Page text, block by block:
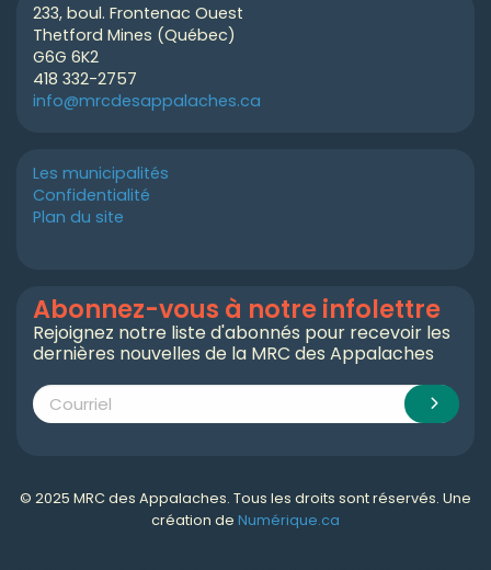
233, boul. Frontenac Ouest
Thetford Mines (Québec)
G6G 6K2
418 332-2757
info@mrcdesappalaches.ca
Les municipalités
Confidentialité
Plan du site
Abonnez-vous à notre infolettre
Rejoignez notre liste d'abonnés pour recevoir les
dernières nouvelles de la MRC des Appalaches
© 2025 MRC des Appalaches. Tous les droits sont réservés. Une
création de Numérique.ca